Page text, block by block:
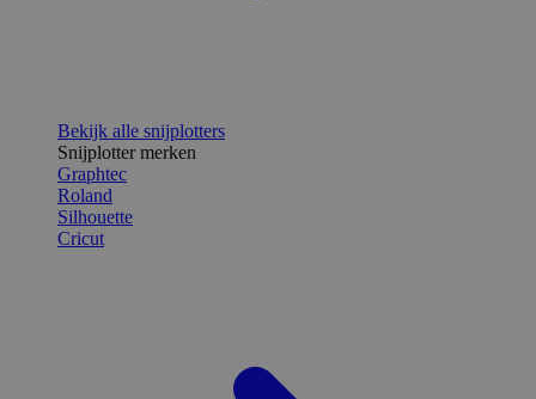
Bekijk alle snijplotters
Snijplotter merken
Graphtec
Roland
Silhouette
Cricut